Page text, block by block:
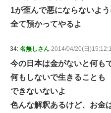
1が歪んで悪にならないよ
全て預かってやるよ
34: 名無しさん 2014/04/20(日
今の日本は金がないと何も
何もしないで生きることも
できないないよ
色んな解釈あるけど、お金